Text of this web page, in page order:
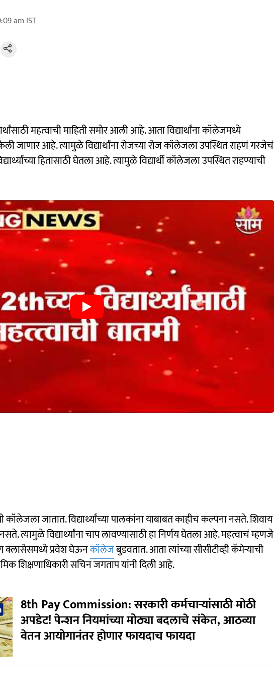
am IST
महत्वाची माहिती समोर आली आहे. आता विद्यार्थांना कॉलेजमध्ये
जाणार आहे. त्यामुळे विद्यार्थांना रोजच्या रोज कॉलेजला उपस्थित राहणं गरजेचं
हितासाठी घेतला आहे. त्यामुळे विद्यार्थी कॉलेजला उपस्थित राहण्याची
जातात. विद्यार्थ्यांच्या पालकांना याबाबत काहीच कल्पना नसते. शिवाय
त्यामुळे विद्यार्थ्यांना चाप लावण्यासाठी हा निर्णय घेतला आहे. महत्वाचं म्हणजे
क्लासेसमध्ये प्रवेश घेऊनकॉलेजबुडवतात. आता त्यांच्या सीसीटीव्ही कॅमेऱ्याची
शिक्षणाधिकारी सचिन जगताप यांनी दिली आहे.
8th Pay Commission: सरकारी कर्मचाऱ्यांसाठी मोठी
अपडेट! पेन्शन नियमांच्या मोठ्या बदलाचे संकेत, आठव्या
वेतन आयोगानंतर होणार फायदाच फायदा